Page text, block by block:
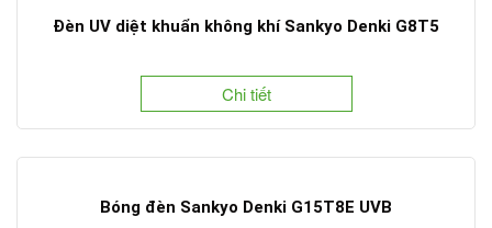
Đèn UV diệt khuẩn không khí Sankyo Denki G8T5
Chi tiết
Bóng đèn Sankyo Denki G15T8E UVB